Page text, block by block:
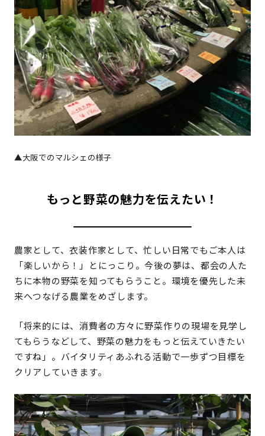
▲大阪でのマルシェの様子
もっと野菜の魅力を伝えたい！
農家として、衣装作家として、忙しい日常でもご本人は
「楽しいから！」とにっこり。今後の夢は、都会の人た
ちに本物の野菜を知ってもらうこと。環境を優先した未
来へつなげる農業をめざします。
「将来的には、消費者の方々に野菜作りの現場を見学し
てもらうなどして、野菜の魅力をもっと伝えていきたい
ですね」。バイタリティあふれる活動で一歩ずつ目標を
クリアしていきます。